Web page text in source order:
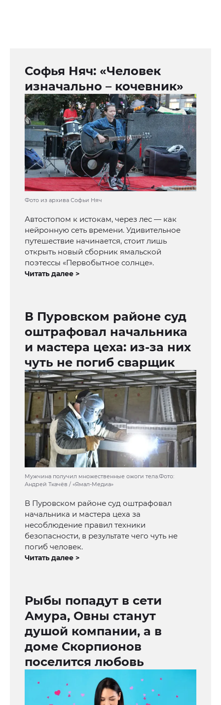
Софья Няч: «Человек
изначально – кочевник»
Фото из архива Софьи Няч
Автостопом к истокам, через лес — как
нейронную сеть времени. Удивительное
путешествие начинается, стоит лишь
открыть новый сборник ямальской
поэтессы «Первобытное солнце».
Читать далее >
В Пуровском районе суд
оштрафовал начальника
и мастера цеха: из-за них
чуть не погиб сварщик
Мужчина получил множественные ожоги тела.Фото:
Андрей Ткачёв / «Ямал-Медиа»
В Пуровском районе суд оштрафовал
начальника и мастера цеха за
несоблюдение правил техники
безопасности, в результате чего чуть не
погиб человек.
Читать далее >
Рыбы попадут в сети
Амура, Овны станут
душой компании, а в
доме Скорпионов
поселится любовь